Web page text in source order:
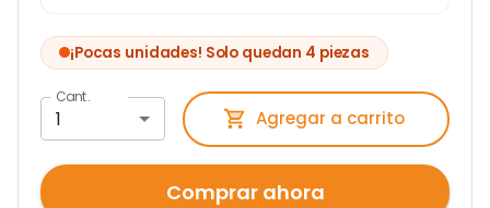
¡Pocas unidades! Solo quedan 4 piezas
Cant.
1 Agregar a carrito
Comprar ahora